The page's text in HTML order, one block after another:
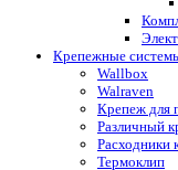
Крепежные
Wallbox
Walraven
Крепеж для
Различный
Расходники
Термоклип